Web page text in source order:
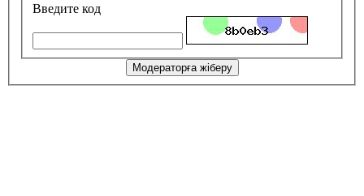
Введите код
Модераторға жіберу